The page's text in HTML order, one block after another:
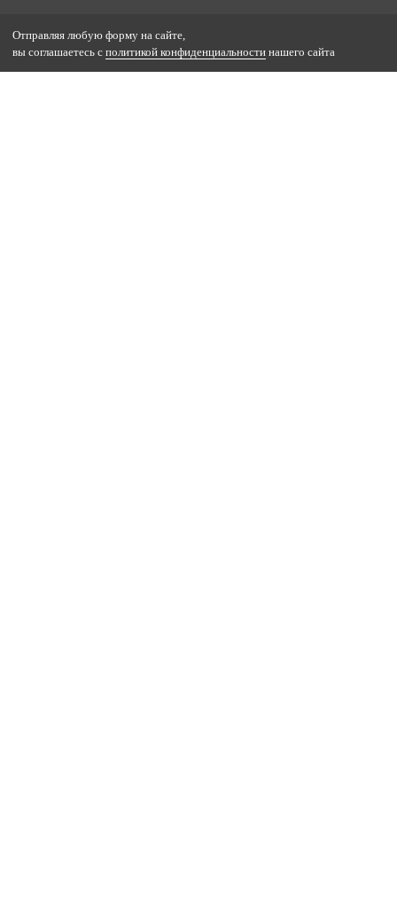
Отправляя любую форму на сайте,
вы соглашаетесь с политикой конфиденциальности нашего сайта